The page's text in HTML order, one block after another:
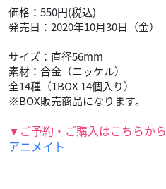
価格：550円(税込)
発売日：2020年10月30日（金）
サイズ：直径56mm
素材：合金（ニッケル）
全14種（1BOX 14個入り）
※BOX販売商品になります。
▼ご予約・ご購入はこちらから
アニメイト